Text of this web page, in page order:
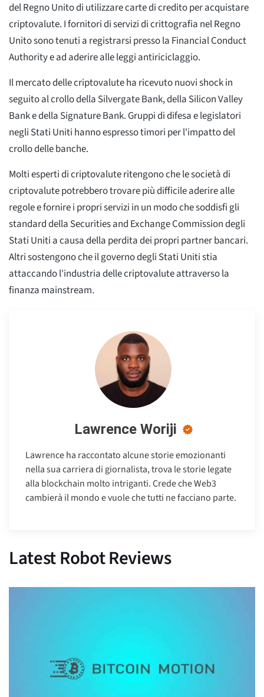
del Regno Unito di utilizzare carte di credito per acquistare
criptovalute. I fornitori di servizi di crittografia nel Regno
Unito sono tenuti a registrarsi presso la Financial Conduct
Authority e ad aderire alle leggi antiriciclaggio.
Il mercato delle criptovalute ha ricevuto nuovi shock in
seguito al crollo della Silvergate Bank, della Silicon Valley
Bank e della Signature Bank. Gruppi di difesa e legislatori
negli Stati Uniti hanno espresso timori per l'impatto del
crollo delle banche.
Molti esperti di criptovalute ritengono che le società di
criptovalute potrebbero trovare più difficile aderire alle
regole e fornire i propri servizi in un modo che soddisfi gli
standard della Securities and Exchange Commission degli
Stati Uniti a causa della perdita dei propri partner bancari.
Altri sostengono che il governo degli Stati Uniti stia
attaccando l'industria delle criptovalute attraverso la
finanza mainstream.
Lawrence Woriji
Lawrence ha raccontato alcune storie emozionanti
nella sua carriera di giornalista, trova le storie legate
alla blockchain molto intriganti. Crede che Web3
cambierà il mondo e vuole che tutti ne facciano parte.
Latest Robot Reviews